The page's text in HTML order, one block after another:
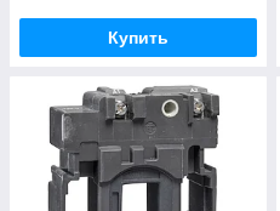
Купить